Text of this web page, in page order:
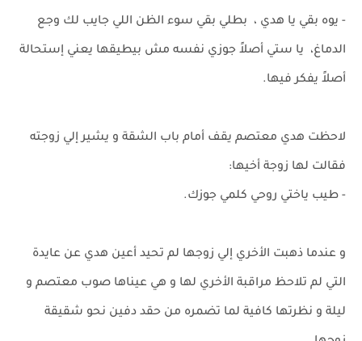
- يوه بقي يا هدي ، بطلي بقي سوء الظن اللي جايب لك وجع
الدماغ، يا ستي أصلاً جوزي نفسه مش بيطيقها يعني إستحالة
أصلاً يفكر فيها.
لاحظت هدي معتصم يقف أمام باب الشقة و يشير إلي زوجته
فقالت لها زوجة أخيها:
- طيب ياختي روحي كلمي جوزك.
و عندما ذهبت الأخري إلي زوجها لم تحيد أعين هدي عن عايدة
التي لم تلاحظ مراقبة الأخري لها و هي عيناها صوب معتصم و
ليلة و نظرتها كافية لما تضمره من حقد دفين نحو شقيقة